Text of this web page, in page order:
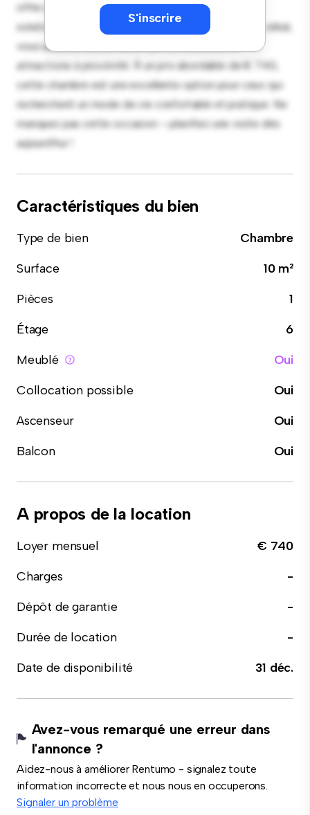
S'inscrire
offre un lit confortable, un espace de travail et des
solutions de rangement. Grâce à son emplacement idéal,
vous aurez un accès facile aux commodités et
attractions à proximité. À un prix abordable de € 740,
cette chambre est une excellente option pour ceux qui
recherchent un mode de vie confortable et pratique. Ne
manquez pas cette occasion – planifiez une visite dès
aujourd'hui !
Caractéristiques du bien
Type de bien
Chambre
Surface
10 m²
Pièces
1
Étage
6
Meublé
Oui
Collocation possible
Oui
Ascenseur
Oui
Balcon
Oui
A propos de la location
Loyer mensuel
€ 740
Charges
-
Dépôt de garantie
-
Durée de location
-
Date de disponibilité
31 déc.
Avez-vous remarqué une erreur dans
l'annonce ?
Aidez-nous à améliorer Rentumo - signalez toute
information incorrecte et nous nous en occuperons.
Signaler un problème